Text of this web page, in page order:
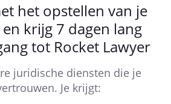
slingeren in de
of buiten om ongedierte
het opstellen van je
krijg 7 dagen lang
tot Rocket Lawyer
juridische diensten die je
Je krijgt: